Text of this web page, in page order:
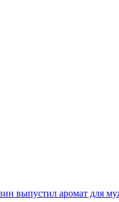
выпустил аромат для